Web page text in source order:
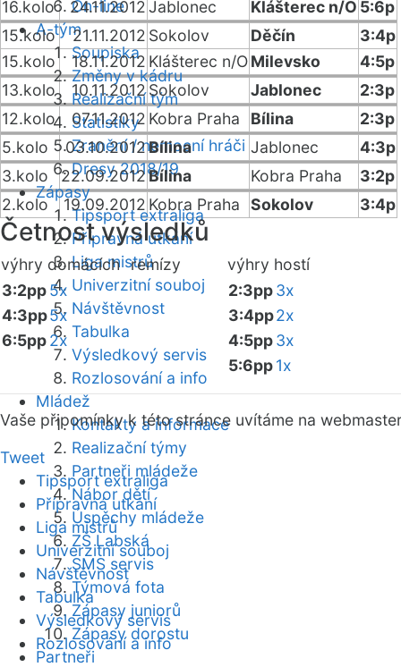
On-line
A-tým
Soupiska
Změny v kádru
Realizační tým
Statistiky
Zranění / nemocní hráči
Dresy 2018/19
Zápasy
Tipsport extraliga
Přípravná utkání
Liga mistrů
Univerzitní souboj
Návštěvnost
Tabulka
Výsledkový servis
Rozlosování a info
Mládež
Kontakty a informace
Realizační týmy
Partneři mládeže
Nábor dětí
Úspěchy mládeže
ZŠ Labská
SMS servis
Týmová fota
Zápasy juniorů
Zápasy dorostu
Partneři
16.kolo
24.11.2012Jablonec Klášterec n/O 5:6p
15.kolo
21.11.2012 Sokolov Děčín
3:4p
15.kolo
18.11.2012 Klášterec n/OMilevsko
4:5p
13.kolo
10.11.2012Sokolov Jablonec
2:3p
12.kolo
07.11.2012 Kobra Praha Bílina
2:3p
5.kolo
03.10.2012Bílina Jablonec
4:3p
3.kolo
22.09.2012Bílina Kobra Praha
3:2p
2.kolo
19.09.2012 Kobra Praha Sokolov 3:4p
Četnost výsledků
výhry domácíchremízy výhry hostí
3:2pp5x
4:3pp5x
6:5pp2x
2:3pp3x
3:4pp2x
4:5pp3x
5:6pp1x
Vaše připomínky k této stránce uvítáme na webmaster
Tweet
Tipsport extraliga
Přípravná utkání
Liga mistrů
Univerzitní souboj
Návštěvnost
Tabulka
Výsledkový servis
Rozlosování a info